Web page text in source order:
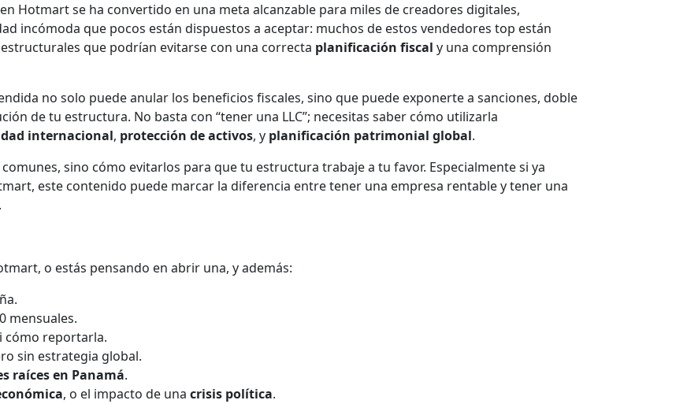
Hotmart se ha convertido en una meta alcanzable para miles de creadores digitales,
incómoda que pocos están dispuestos a aceptar: muchos de estos vendedores top están
que podrían evitarse con una correcta planificación fiscal y una comprensión
no solo puede anular los beneficios fiscales, sino que puede exponerte a sanciones, doble
de tu estructura. No basta con “tener una LLC”; necesitas saber cómo utilizarla
internacional, protección de activos, y planificación patrimonial global.
sino cómo evitarlos para que tu estructura trabaje a tu favor. Especialmente si ya
este contenido puede marcar la diferencia entre tener una empresa rentable y tener una
o estás pensando en abrir una, y además:
mensuales.
cómo reportarla.
sin estrategia global.
raíces en Panamá.
, o el impacto de una crisis política.